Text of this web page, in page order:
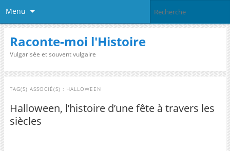
Menu
Raconte-moi l'Histoire
Vulgarisée et souvent vulgaire
TAG(S) ASSOCIÉ(S) : HALLOWEEN
Halloween, l’histoire d’une fête à travers les
siècles